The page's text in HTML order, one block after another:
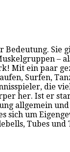
Sie
–
Mit ein paar
Surfen,
die
her. Ist er
allgemein
sich um
Tubes